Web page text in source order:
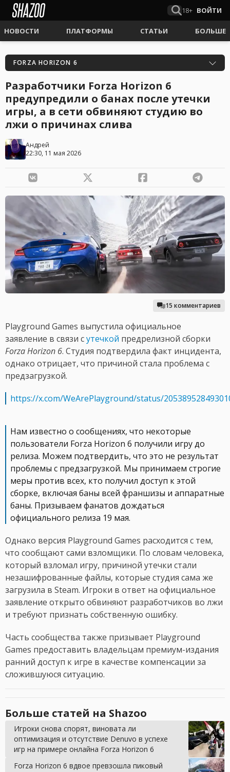
18+ ВОЙТИ
НОВОСТИ ПЛАТФОРМЫ СТАТЬИ БОЛЬШЕ
FORZA HORIZON 6
Разработчики Forza Horizon 6
предупредили о банах после утечки
игры, а в сети обвиняют студию во
лжи о причинах слива
Андрей
22:30, 11 мая 2026
15 комментариев
Playground Games выпустила официальное
заявление в связи сутечкой предрелизной сборки
Forza Horizon 6. Студия подтвердила факт инцидента,
однако отрицает, что причиной стала проблема с
предзагрузкой.
https://x.com/WeArePlayground/status/
Нам известно о сообщениях, что некоторые
пользователи Forza Horizon 6 получили игру до
релиза. Можем подтвердить, что это не результат
проблемы с предзагрузкой. Мы принимаем строгие
меры против всех, кто получил доступ к этой
сборке, включая баны всей франшизы и аппаратные
баны. Призываем фанатов дождаться
официального релиза 19 мая.
Однако версия Playground Games расходится с тем,
что сообщают сами взломщики. По словам человека,
который взломал игру, причиной утечки стали
незашифрованные файлы, которые студия сама же
загрузила в Steam. Игроки в ответ на официальное
заявление открыто обвиняют разработчиков во лжи
и требуют признать собственную ошибку.
Часть сообщества также призывает Playground
Games предоставить владельцам премиум-издания
ранний доступ к игре в качестве компенсации за
сложившуюся ситуацию.
Больше статей на Shazoo
Игроки снова спорят, виновата ли
оптимизация и отсутствие Denuvo в успехе
игр на примере онлайна Forza Horizon 6
Forza Horizon 6 вдвое превзошла пиковый